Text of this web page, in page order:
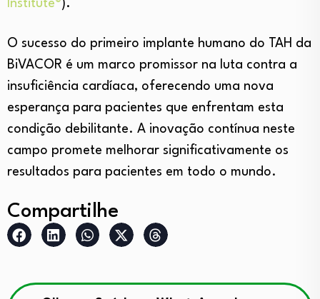
Institute®)​.
O sucesso do primeiro implante humano do TAH da
BiVACOR é um marco promissor na luta contra a
insuficiência cardíaca, oferecendo uma nova
esperança para pacientes que enfrentam esta
condição debilitante. A inovação contínua neste
campo promete melhorar significativamente os
resultados para pacientes em todo o mundo.
Compartilhe